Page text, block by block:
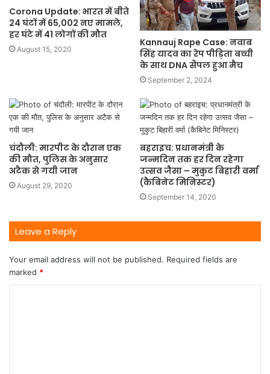
Corona Update: भारत में बीते
24 घंटों में 65,002 नए मामले,
हर घंटे में 41 लोगों की मौत
August 15, 2020
Kannauj Rape Case: नवाब
सिंह यादव का रेप पीड़िता बच्ची
के साथ DNA सैंपल हुआ मैच
September 2, 2024
चंदौली: मारपीट के दौरान एक
की मौत, पुलिस के अनुसार
अटैक से गयी जान
August 29, 2020
बहराइच: प्रधानमंत्री के
जन्मदिन तक हर दिन रहेगा
उत्सव जैसा – मुकुट बिहारी वर्मा
(कैबिनेट मिनिस्टर)
September 14, 2020
Leave a Reply
Your email address will not be published. Required fields are
marked *